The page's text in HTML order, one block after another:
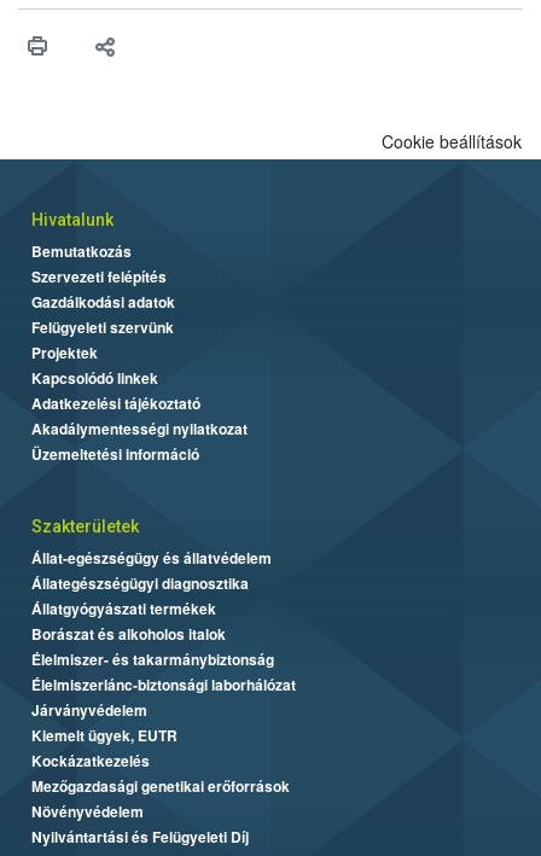
érésű szőlőkben is legyen lehetőség a károsító elleni további
felhasználók számára is elérhető és ökológiai termesztésben is
Cookie beállítások
Hivatalunk
Bemutatkozás
Szervezeti felépítés
Gazdálkodási adatok
Felügyeleti szervünk
Projektek
Kapcsolódó linkek
Adatkezelési tájékoztató
Akadálymentességi nyilatkozat
Üzemeltetési információ
Szakterületek
Állat-egészségügy és állatvédelem
Állategészségügyi diagnosztika
Állatgyógyászati termékek
Borászat és alkoholos italok
Élelmiszer- és takarmánybiztonság
Élelmiszerlánc-biztonsági laborhálózat
Járványvédelem
Kiemelt ügyek, EUTR
Kockázatkezelés
Mezőgazdasági genetikai erőforrások
Növényvédelem
Nyilvántartási és Felügyeleti Díj